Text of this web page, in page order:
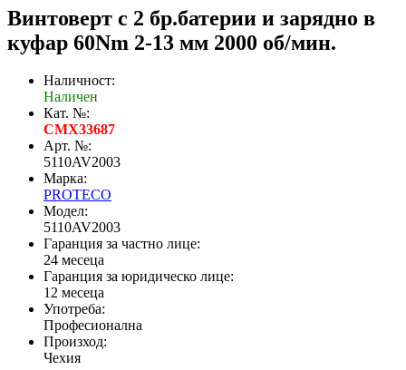
Винтоверт с 2 бр.батерии и зарядно в
куфар 60Nm 2-13 мм 2000 об/мин.
Наличност:
Наличен
Кат. №:
CMX33687
Арт. №:
5110AV2003
Марка:
PROTECO
Модел:
5110AV2003
Гаранция за частно лице:
24 месеца
Гаранция за юридическо лице:
12 месеца
Употреба:
Професионална
Произход:
Чехия